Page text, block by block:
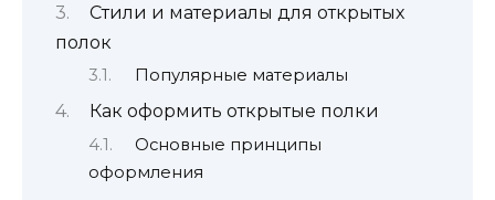
Стили и материалы для открытых
полок
Популярные материалы
Как оформить открытые полки
Основные принципы
оформления